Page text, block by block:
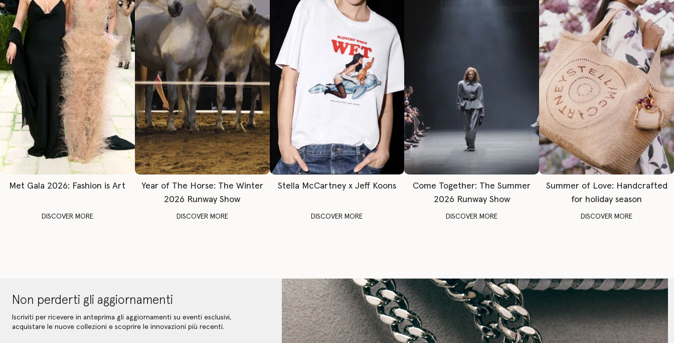
Met Gala 2026: Fashion is Art
DISCOVER MORE
Year of The Horse: The Winter
2026 Runway Show
DISCOVER MORE
Stella McCartney x Jeff Koons
DISCOVER MORE
Come Together: The Summer
2026 Runway Show
DISCOVER MORE
Summer of Love: Handcrafted
for holiday season
DISCOVER MORE
Non perderti gli aggiornamenti
Iscriviti per ricevere in anteprima gli aggiornamenti su eventi esclusivi,
acquistare le nuove collezioni e scoprire le innovazioni più recenti.